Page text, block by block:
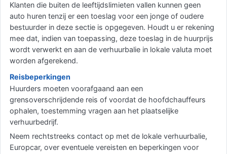
Klanten die buiten de leeftijdslimieten vallen kunnen geen
auto huren tenzij er een toeslag voor een jonge of oudere
bestuurder in deze sectie is opgegeven. Houdt u er rekening
mee dat, indien van toepassing, deze toeslag in de huurprijs
wordt verwerkt en aan de verhuurbalie in lokale valuta moet
worden afgerekend.
Reisbeperkingen
Huurders moeten voorafgaand aan een
grensoverschrijdende reis of voordat de hoofdchauffeurs
ophalen, toestemming vragen aan het plaatselijke
verhuurbedrijf.
Neem rechtstreeks contact op met de lokale verhuurbalie,
Europcar, over eventuele vereisten en beperkingen voor